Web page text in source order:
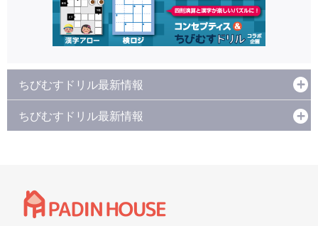
ちびむすドリル最新情報
ちびむすドリル最新情報